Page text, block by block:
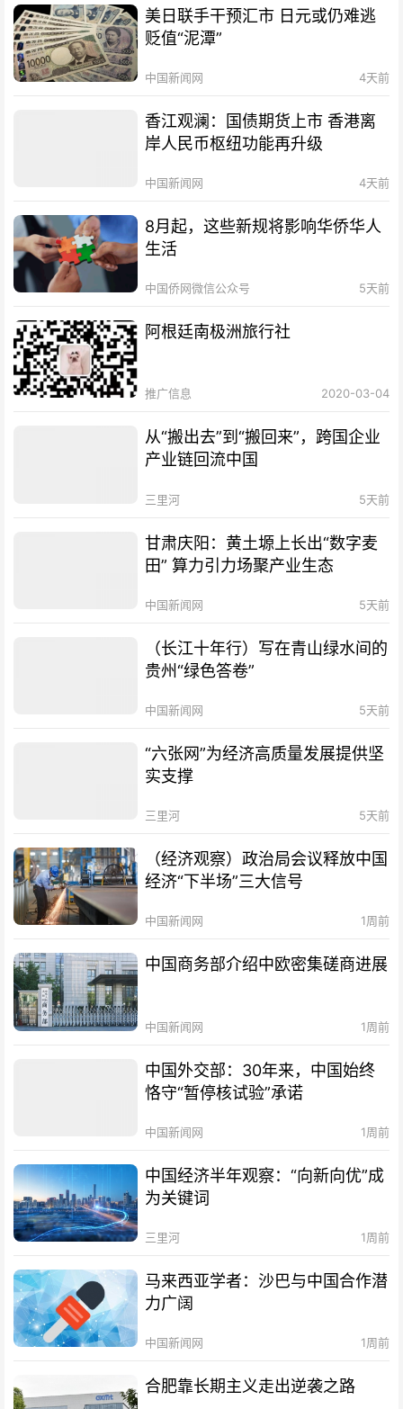
美日联手干预汇市 日元或仍难逃
贬值“泥潭”
中国新闻网 4天前
香江观澜：国债期货上市 香港离
岸人民币枢纽功能再升级
中国新闻网 4天前
8月起，这些新规将影响华侨华人
生活
中国侨网微信公众号 5天前
阿根廷南极洲旅行社
推广信息 2020-03-04
从“搬出去”到“搬回来”，跨国企业
产业链回流中国
三里河 5天前
甘肃庆阳：黄土塬上长出“数字麦
田” 算力引力场聚产业生态
中国新闻网 5天前
（长江十年行）写在青山绿水间的
贵州“绿色答卷”
中国新闻网 5天前
“六张网”为经济高质量发展提供坚
实支撑
三里河 5天前
（经济观察）政治局会议释放中国
经济“下半场”三大信号
中国新闻网 1周前
中国商务部介绍中欧密集磋商进展
中国新闻网 1周前
中国外交部：30年来，中国始终
恪守“暂停核试验”承诺
中国新闻网 1周前
中国经济半年观察：“向新向优”成
为关键词
三里河 1周前
马来西亚学者：沙巴与中国合作潜
力广阔
中国新闻网 1周前
合肥靠长期主义走出逆袭之路